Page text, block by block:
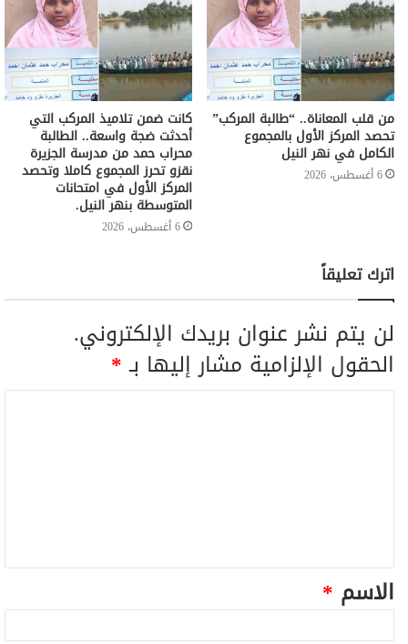
من قلب المعاناة.. “طالبة المركب”
تحصد المركز الأول بالمجموع
الكامل في نهر النيل
6 أغسطس، 2026
كانت ضمن تلاميذ المركب التي
أحدثت ضجة واسعة.. الطالبة
محراب حمد من مدرسة الجزيرة
نقزو تحرز المجموع كاملا وتحصد
المركز الأول في امتحانات
المتوسطة بنهر النيل.
6 أغسطس، 2026
اترك تعليقاً
لن يتم نشر عنوان بريدك الإلكتروني.
الحقول الإلزامية مشار إليها بـ*
الاسم *